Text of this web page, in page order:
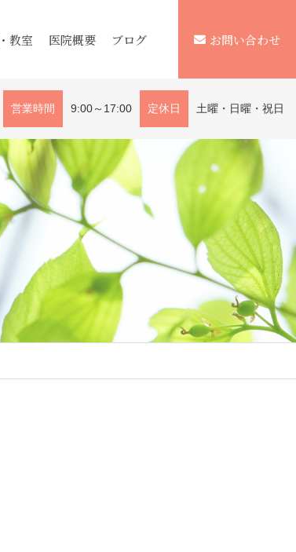
教室 医院概要 ブログ お問い合わせ
営業時間 9:00～17:00 定休日 土曜・日曜・祝日